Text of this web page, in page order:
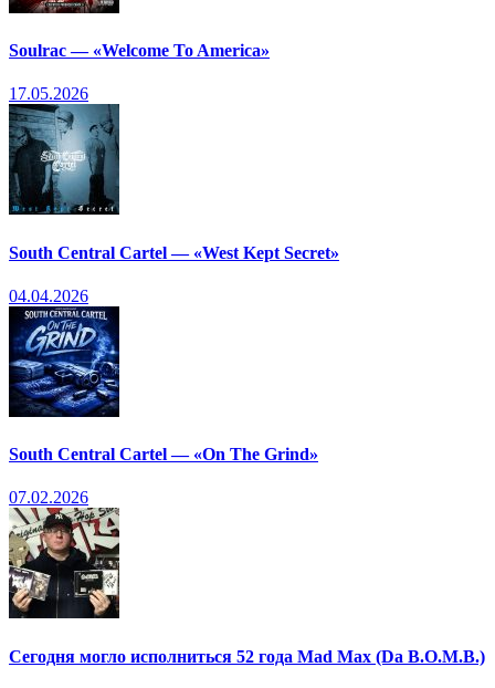
Soulrac — «Welcome To America»
17.05.2026
South Central Cartel — «West Kept Secret»
04.04.2026
South Central Cartel — «On The Grind»
07.02.2026
Сегодня могло исполниться 52 года Mad Max (Da B.O.M.B.)